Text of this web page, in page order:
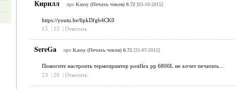
Кирилл про Kassy (Печать чеков) 0.72[03-10-2015]
https://youtu.be/6pkDfgb4CK0
15
| 15 | Ответить
SereGa про Kassy (Печать чеков) 0.72[31-07-2015]
Помогите настроить термопринтер posiflex pp 6800L не хочет печатать...
23
| 20 | Ответить